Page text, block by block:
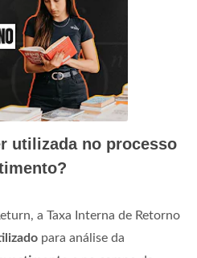
utilizada no processo
a Taxa Interna de Retorno
para análise da